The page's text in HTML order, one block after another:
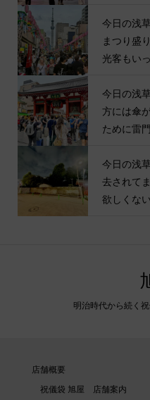
今日の浅
まつり盛
光客もい
今日の浅
方には傘
ために雷
今日の浅
去されて
欲しくな
明治時代から続く
店舗概要
祝儀袋 旭屋 店舗案内